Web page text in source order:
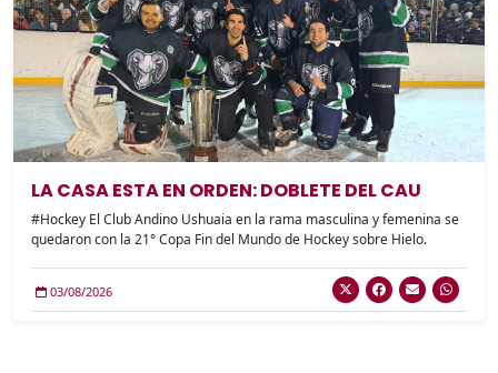
LA CASA ESTA EN ORDEN: DOBLETE DEL CAU
#Hockey El Club Andino Ushuaia en la rama masculina y femenina se
quedaron con la 21° Copa Fin del Mundo de Hockey sobre Hielo.
03/08/2026